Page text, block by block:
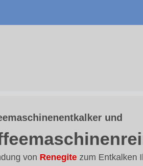
und
von Renegite zum Entkalken